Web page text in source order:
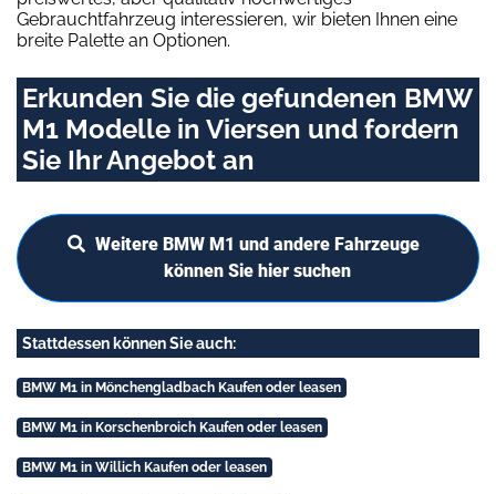
Gebrauchtfahrzeug interessieren, wir bieten Ihnen eine
breite Palette an Optionen.
Erkunden Sie die gefundenen BMW
M1 Modelle in Viersen und fordern
Sie Ihr Angebot an
Weitere BMW M1 und andere Fahrzeuge
können Sie hier suchen
Stattdessen können Sie auch:
BMW M1 in Mönchengladbach Kaufen oder leasen
BMW M1 in Korschenbroich Kaufen oder leasen
BMW M1 in Willich Kaufen oder leasen